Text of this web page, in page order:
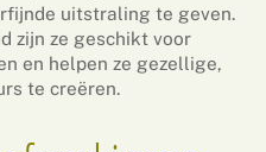
uitstraling te geven.
zijn ze geschikt voor
en helpen ze gezellige,
te creëren.